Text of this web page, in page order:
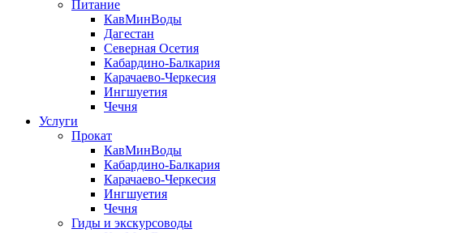
Питание
КавМинВоды
Дагестан
Северная Осетия
Кабардино-Балкария
Карачаево-Черкесия
Ингшуетия
Чечня
Услуги
Прокат
КавМинВоды
Кабардино-Балкария
Карачаево-Черкесия
Ингшуетия
Чечня
Гиды и экскурсоводы